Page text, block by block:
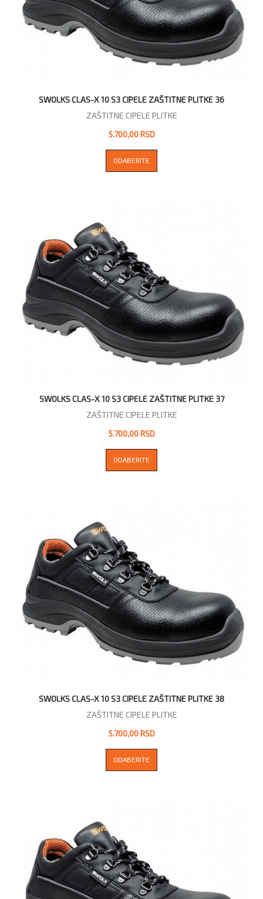
SWOLKS CLAS-X 10 S3 CIPELE ZAŠTITNE PLITKE 36
ZAŠTITNE CIPELE PLITKE
5.700,00 RSD
ODABERITE
SWOLKS CLAS-X 10 S3 CIPELE ZAŠTITNE PLITKE 37
ZAŠTITNE CIPELE PLITKE
5.700,00 RSD
ODABERITE
SWOLKS CLAS-X 10 S3 CIPELE ZAŠTITNE PLITKE 38
ZAŠTITNE CIPELE PLITKE
5.700,00 RSD
ODABERITE